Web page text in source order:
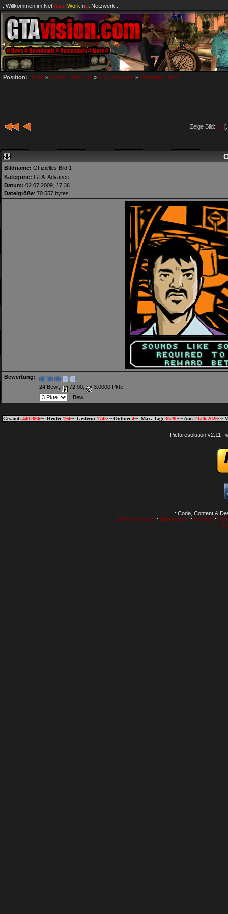
.: Willkommen im NetVisionWork .netNetzwerk :.
Position: Home » Grand Theft Auto » GTA: Advance » Offizielles Bild 1
Zeige Bild: 1
Bildname: Offizielles Bild 1
Kategorie: GTA: Advance
Datum: 02.07.2009, 17:36
Dateigröße: 70.557 bytes
Bewertung:
24 Bew.,
72.00, 3.0000 Pkte.
Gesamt: 4402866~~ Heute: 194~~ Gestern: 1745~~ Online: 4~~ Max. Tag: 36290~~ Am: 23.06.2026~~
Picturesolution v2.11 |
.: Code, Content &
GTAvision.com:: Impressum:: Contact::